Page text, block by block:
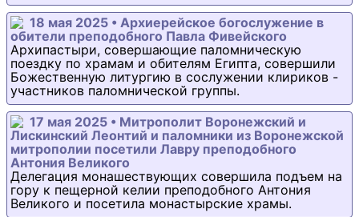
18 мая 2025 • Архиерейское богослужение в
обители преподобного Павла Фивейского
Архипастыри, совершающие паломническую
поездку по храмам и обителям Египта, совершили
Божественную литургию в сослужении клириков -
участников паломнической группы.
17 мая 2025 • Митрополит Воронежский и
Лискинский Леонтий и паломники из Воронежской
митрополии посетили Лавру преподобного
Антония Великого
Делегация монашествующих совершила подъем на
гору к пещерной келии преподобного Антония
Великого и посетила монастырские храмы.